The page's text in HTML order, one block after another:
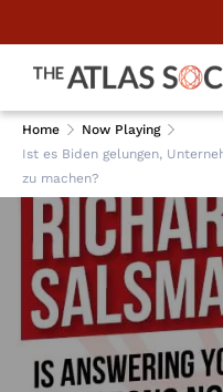
Home
Now Playing
Ist es Biden gelungen,
zu machen?